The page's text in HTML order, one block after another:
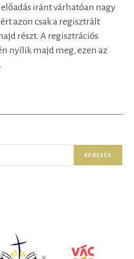
iránt várhatóan nagy
azon csak a regisztrált
részt. A regisztrációs
nyílik majd meg, ezen az
KERESÉS